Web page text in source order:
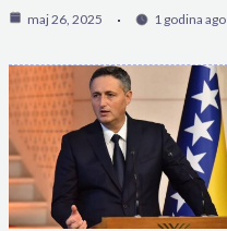
maj 26, 2025 1 godina ago